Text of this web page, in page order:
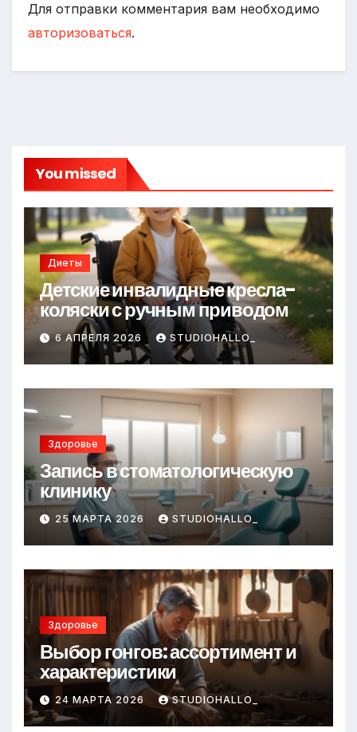
Для отправки комментария вам необходимо
авторизоваться.
You missed
Диеты
Детские инвалидные кресла-
коляски с ручным приводом
6 АПРЕЛЯ 2026 STUDIOHALLO_
Здоровье
Запись в стоматологическую
клинику
25 МАРТА 2026 STUDIOHALLO_
Здоровье
Выбор гонгов: ассортимент и
характеристики
24 МАРТА 2026 STUDIOHALLO_